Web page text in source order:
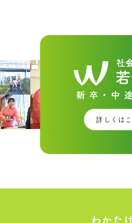
詳しくは
わかた